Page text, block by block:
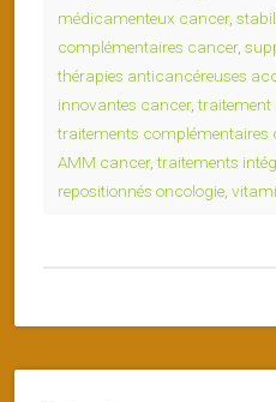
médicamenteux cancer,
complémentaires cancer,
thérapies anticancéreuses
innovantes cancer,traitement
traitements complémentaires
AMM cancer,traitements
repositionnés oncologie